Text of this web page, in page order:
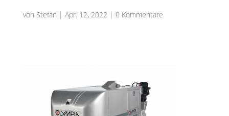
von Stefan | Apr. 12, 2022 | 0 Kommentare